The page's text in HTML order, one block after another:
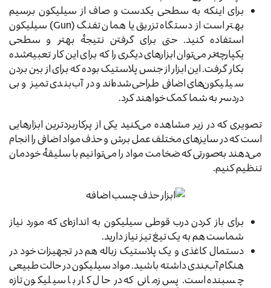
برای اینکه به سطحی یکدست و صاف از سیلیکون برسیم
بهتر است از دستگاه تزریق یا همان تفنگ (Gun) سیلیکون
استفاده کنید. حتی برای گرفتن نتیجهٔ بهتر و سطحی
یکپارچه‌تر می‌توان ابزارهای دیگری را که برای این کار تعبیه‌شده
بکار گرفت. این ابزار از جنس پلاستیک بوده که برای از بین بردن
سیلیکون‌های اضافی طراحی‌شده‌اند و در آب‌بندی تمیز و بی
دردسر به شما کمک خواهند کرد.
تصویری که در زیر مشاهده می‌کنید یکی از پرکاربردترین ابزارهایی
است که در سایزهای مختلف عمل برش و حذف مواد اضافی را انجام
می‌دهند به‌صورتی که ضخامت مواد را می‌توانیم با سلیقهٔ خودمان
تنظیم کنیم.
برای باز کردن درب قوطی سیلیکون به اندازه‌ای که مورد نیاز
شماست هم به یک تیغ تیز نیاز دارید.
دستمال کاغذی و یک پلاستیک زباله هم در تجهیزات خود در
هنگام آب‌بندی داشته باشید. مواد سیلیکون در حالت طبیعی
چسبنده است. پس زمانی که در حال کار با سیلیکون تازه